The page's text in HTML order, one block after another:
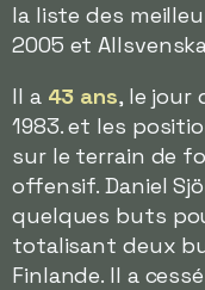
la liste des
2005 et
Il a 43 ans, le jour
1983. et les
sur le terrain de
offensif. Daniel
quelques buts
totalisant deux
Finlande. Il a